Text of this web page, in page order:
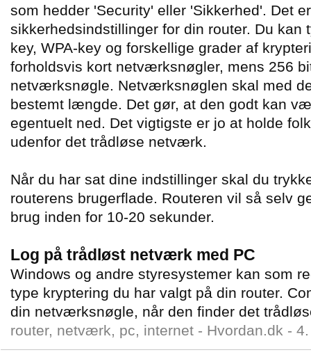
som hedder 'Security' eller 'Sikkerhed'. Det
sikkerhedsindstillinger for din router. Du
key, WPA-key og forskellige grader af
forholdsvis kort netværksnøgler, mens 256
netværksnøgle. Netværksnøglen skal med
bestemt længde. Det gør, at den godt kan
egentuelt ned. Det vigtigste er jo at holde
udenfor det trådløse netværk.
Når du har sat dine indstillinger skal du
routerens brugerflade. Routeren vil så selv
brug inden for 10-20 sekunder.
Log på trådløst netværk med PC
Windows og andre styresystemer kan som
type kryptering du har valgt på din router.
din netværksnøgle, når den finder det
router, netværk, pc, internet - Hvordan.dk -